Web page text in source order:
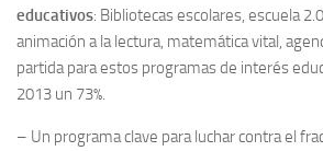
educativos: Bibliotecas escolares, escuela
animación a la lectura, matemática vital,
partida para estos programas de interés
2013 un 73%.
– Un programa clave para luchar contra el